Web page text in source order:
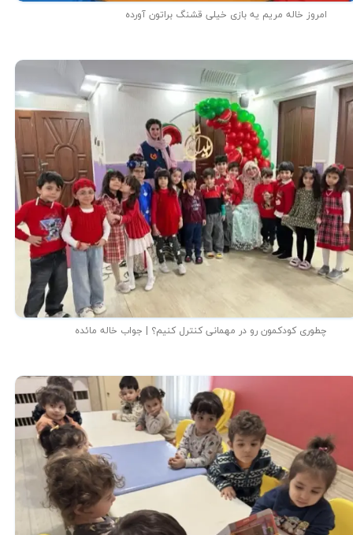
امروز خاله مریم یه بازی خیلی قشنگ براتون آورده
چطوری کودکمون رو در مهمانی کنترل کنیم؟ | جواب خاله مائده